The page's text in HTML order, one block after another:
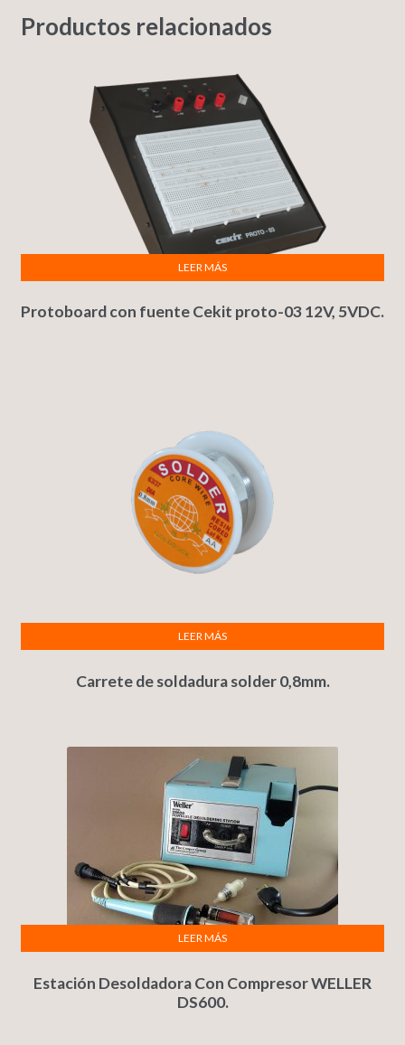
Productos relacionados
Protoboard con fuente Cekit proto-03 12V, 5VDC.
LEER MÁS
Carrete de soldadura solder 0,8mm.
LEER MÁS
Estación Desoldadora Con Compresor WELLER
DS600.
LEER MÁS